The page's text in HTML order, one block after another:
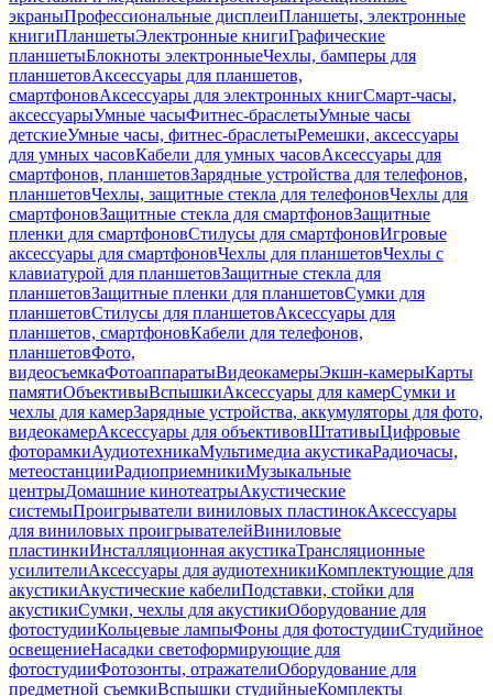
экраныПрофессиональные дисплеиПланшеты, электронные
книгиПланшетыЭлектронные книгиГрафические
планшетыБлокноты электронныеЧехлы, бамперы для
планшетовАксессуары для планшетов,
смартфоновАксессуары для электронных книгСмарт-часы,
аксессуарыУмные часыФитнес-браслетыУмные часы
детскиеУмные часы, фитнес-браслетыРемешки, аксессуары
для умных часовКабели для умных часовАксессуары для
смартфонов, планшетовЗарядные устройства для телефонов,
планшетовЧехлы, защитные стекла для телефоновЧехлы для
смартфоновЗащитные стекла для смартфоновЗащитные
пленки для смартфоновСтилусы для смартфоновИгровые
аксессуары для смартфоновЧехлы для планшетовЧехлы с
клавиатурой для планшетовЗащитные стекла для
планшетовЗащитные пленки для планшетовСумки для
планшетовСтилусы для планшетовАксессуары для
планшетов, смартфоновКабели для телефонов,
планшетовФото,
видеосъемкаФотоаппаратыВидеокамерыЭкшн-камерыКарты
памятиОбъективыВспышкиАксессуары для камерСумки и
чехлы для камерЗарядные устройства, аккумуляторы для фото,
видеокамерАксессуары для объективовШтативыЦифровые
фоторамкиАудиотехникаМультимедиа акустикаРадиочасы,
метеостанцииРадиоприемникиМузыкальные
центрыДомашние кинотеатрыАкустические
системыПроигрыватели виниловых пластинокАксессуары
для виниловых проигрывателейВиниловые
пластинкиИнсталляционная акустикаТрансляционные
усилителиАксессуары для аудиотехникиКомплектующие для
акустикиАкустические кабелиПодставки, стойки для
акустикиСумки, чехлы для акустикиОборудование для
фотостудииКольцевые лампыФоны для фотостудииСтудийное
освещениеНасадки светоформирующие для
фотостудииФотозонты, отражателиОборудование для
предметной съемкиВспышки студийныеКомплекты